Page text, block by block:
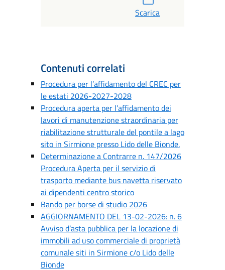
Scarica
Contenuti correlati
Procedura per l’affidamento del CREC per
le estati 2026-2027-2028
Procedura aperta per l’affidamento dei
lavori di manutenzione straordinaria per
riabilitazione strutturale del pontile a lago
sito in Sirmione presso Lido delle Bionde.
Determinazione a Contrarre n. 147/2026
Procedura Aperta per il servizio di
trasporto mediante bus navetta riservato
ai dipendenti centro storico
Bando per borse di studio 2026
AGGIORNAMENTO DEL 13-02-2026: n. 6
Avviso d’asta pubblica per la locazione di
immobili ad uso commerciale di proprietà
comunale siti in Sirmione c/o Lido delle
Bionde